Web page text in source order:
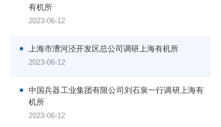
有机所
2023-06-12
上海市漕河泾开发区总公司调研上海有机所
2023-06-12
中国兵器工业集团有限公司刘石泉一行调研上海有
机所
2023-06-12